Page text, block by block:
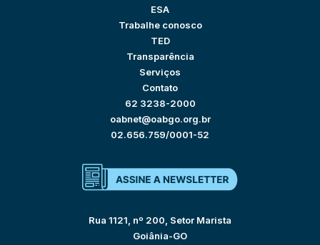
ESA
Trabalhe conosco
TED
Transparência
Serviços
Contato
62 3238-2000
oabnet@oabgo.org.br
02.656.759/0001-52
Rua 1121, nº 200, Setor Marista
Goiânia-GO